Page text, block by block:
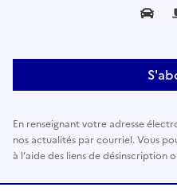
s
e
r
c
e
En renseignant votre adresse
nos actualités par courriel. Vous
à l’aide des liens de désinscription